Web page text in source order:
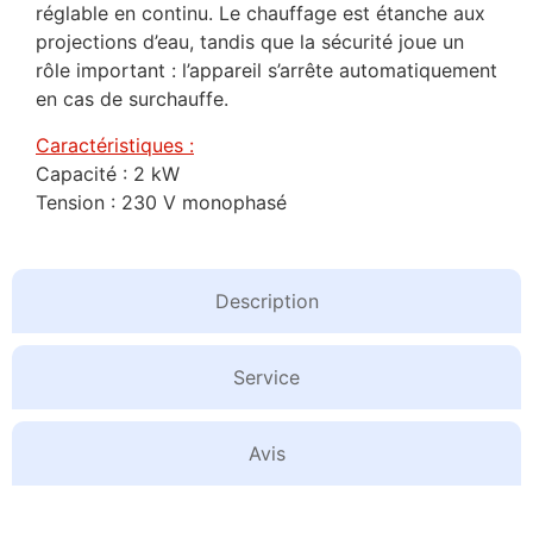
Description
Service
Avis
réglable en continu. Le chauffage est étanche aux
projections d’eau, tandis que la sécurité joue un
rôle important : l’appareil s’arrête automatiquement
en cas de surchauffe.
Caractéristiques :
Capacité : 2 kW
Tension : 230 V monophasé